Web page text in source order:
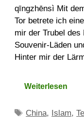
qīngzhēnsì Mit
Tor betrete ich
mir der Trubel
Souvenir-Läden
Hinter mir der
Weiterlesen
Schlagwörter
China, Islam,